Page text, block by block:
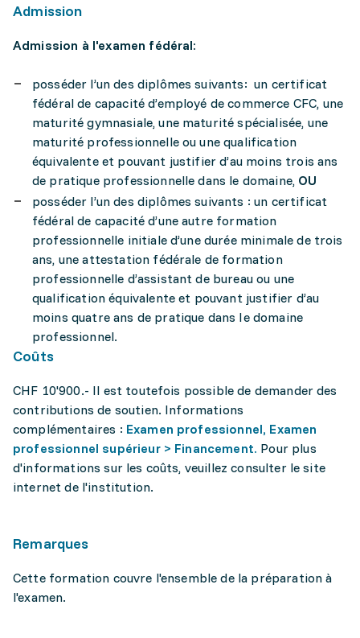
Admission
Admission à l'examen fédéral:
posséder l’un des diplômes suivants: un certificat
fédéral de capacité d’employé de commerce CFC, une
maturité gymnasiale, une maturité spécialisée, une
maturité professionnelle ou une qualification
équivalente et pouvant justifier d’au moins trois ans
de pratique professionnelle dans le domaine, OU
posséder l’un des diplômes suivants : un certificat
fédéral de capacité d’une autre formation
professionnelle initiale d’une durée minimale de trois
ans, une attestation fédérale de formation
professionnelle d’assistant de bureau ou une
qualification équivalente et pouvant justifier d’au
moins quatre ans de pratique dans Ie domaine
professionnel.
Coûts
CHF 10'900.- Il est toutefois possible de demander des
contributions de soutien. Informations
complémentaires : Examen professionnel, Examen
professionnel supérieur > Financement. Pour plus
d'informations sur les coûts, veuillez consulter le site
internet de l'institution.
Remarques
Cette formation couvre l'ensemble de la préparation à
l'examen.